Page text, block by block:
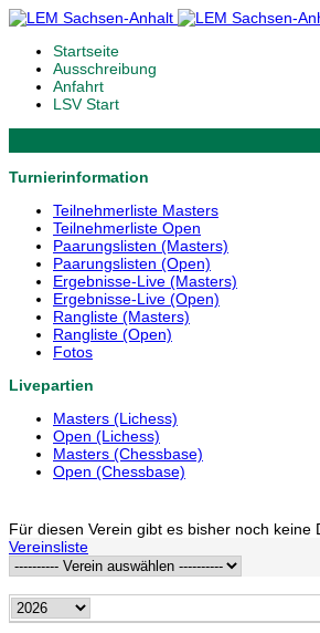
Startseite
Ausschreibung
Anfahrt
LSV Start
Turnierinformation
Teilnehmerliste Masters
Teilnehmerliste Open
Paarungslisten (Masters)
Paarungslisten (Open)
Ergebnisse-Live (Masters)
Ergebnisse-Live (Open)
Rangliste (Masters)
Rangliste (Open)
Fotos
Livepartien
Masters (Lichess)
Open (Lichess)
Masters (Chessbase)
Open (Chessbase)
Für diesen Verein gibt es bisher noch keine
Vereinsliste